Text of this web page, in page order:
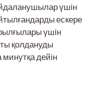
үшін
ескере
үшін
қолдануды
дейін